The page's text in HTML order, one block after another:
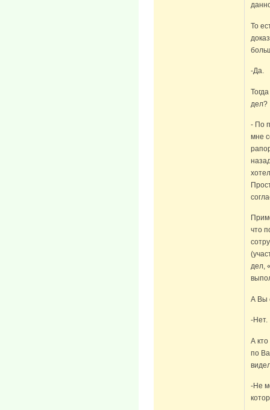
То
-Да.
дел?
- По
мне
что
дел,
А Вы
-Нет.
А
по
-Не